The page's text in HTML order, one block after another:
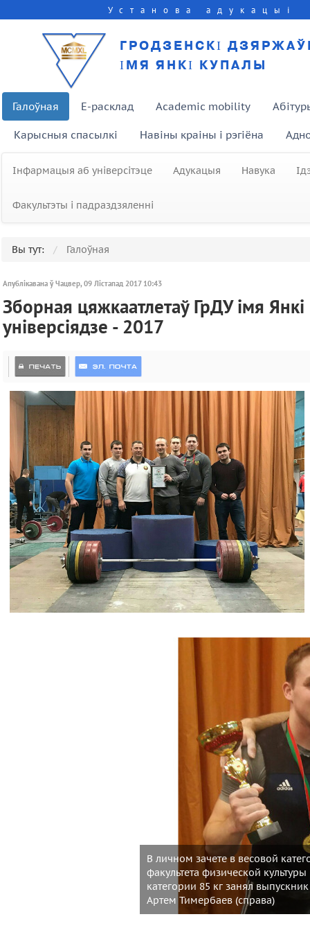
Установа адукацыі
ГРОДЗЕНСКІ
ІМЯ ЯНКІ КУПАЛЫ
Галоўная E-расклад Academic mobility
Карысныя спасылкі Навіны краіны і рэгіёна
Інфармацыя аб універсітэце Адукацыя Навука
Факультэты і падраздзяленні
Вы тут: Галоўная
Апублікавана ў Чацвер, 09 Лістапад 2017 10:43
Зборная цяжкаатлетаў ГрДУ імя
універсіядзе - 2017
В личном зачете в весовой
факультета физической
категории 85 кг занял
Артем Тимербаев (справа)